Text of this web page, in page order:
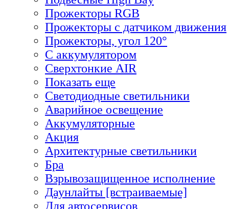
Прожекторы RGB
Прожекторы с датчиком движения
Прожекторы, угол 120°
С аккумулятором
Сверхтонкие AIR
Показать еще
Светодиодные светильники
Аварийное освещение
Аккумуляторные
Акция
Архитектурные светильники
Бра
Взрывозащищенное исполнение
Даунлайты [встраиваемые]
Для автосервисов